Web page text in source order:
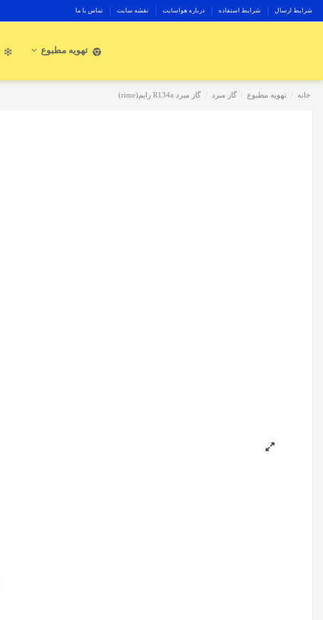
شرایط ارسال شرایط استفاده درباره هواسایت نقشه سایت تماس با ما
تهویه مطبوع
خانه تهویه مطبوع گاز مبرد گاز مبرد R134a رایم(rime)